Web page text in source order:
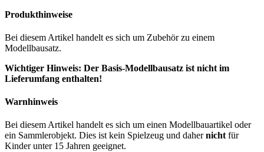
Produkthinweise
Bei diesem Artikel handelt es sich um Zubehör zu einem
Modellbausatz.
Wichtiger Hinweis: Der Basis-Modellbausatz ist nicht im
Lieferumfang enthalten!
Warnhinweis
Bei diesem Artikel handelt es sich um einen Modellbauartikel oder
ein Sammlerobjekt. Dies ist kein Spielzeug und dahernicht für
Kinder unter 15 Jahren geeignet.